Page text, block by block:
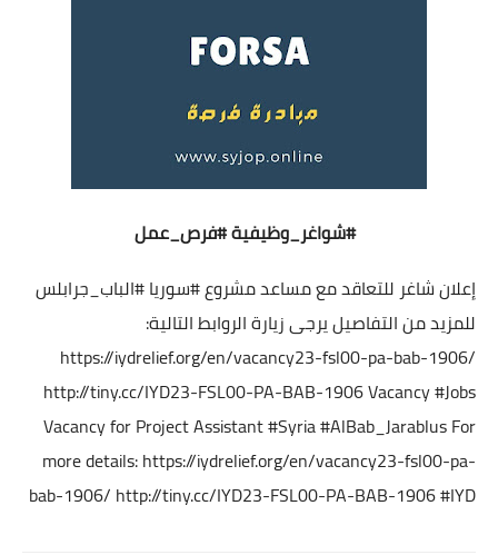
#شواغر_وظيفية#فرص_عمل
إعلان شاغر للتعاقد مع مساعد مشروع#سوريا#الباب_جرابلس
للمزيد من التفاصيل يرجى زيارة الروابط التالية:
https://iydrelief.org/en/vacancy23-fsl00-pa-bab-1906/
http://tiny.cc/IYD23-FSL00-PA-BAB-1906Vacancy#Jobs
Vacancy for Project Assistant#Syria#AlBab_JarablusFor
more details:https://iydrelief.org/en/vacancy23-fsl00-pa-
bab-1906/ http://tiny.cc/IYD23-FSL00-PA-BAB-1906#IYD